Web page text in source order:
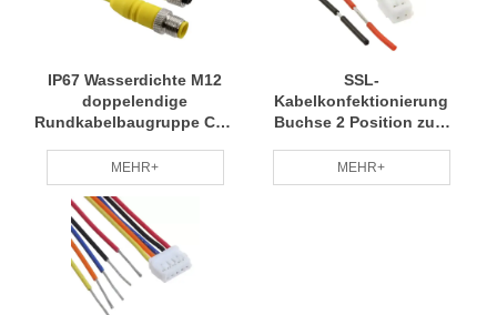
IP67 Wasserdichte M12
doppelendige
Rundkabelbaugruppe CBL
3,28'
MEHR+
SSL-
Kabelkonfektionierung
Buchse 2 Position zum
rotes Kabel ASSY Mini CT
2POS
MEHR+